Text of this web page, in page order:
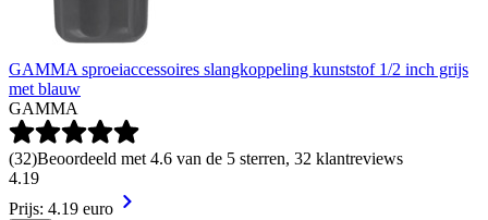
GAMMA sproeiaccessoires slangkoppeling kunststof 1/2 inch grijs
met blauw
GAMMA
(32)Beoordeeld met 4.6 van de 5 sterren, 32 klantreviews
4.19
Prijs: 4.19 euro